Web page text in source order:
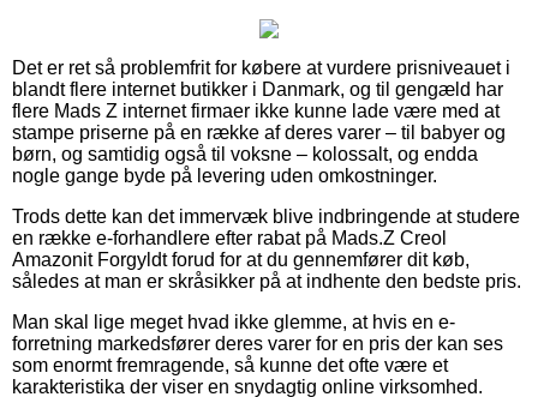
Det er ret så problemfrit for købere at vurdere prisniveauet i
blandt flere internet butikker i Danmark, og til gengæld har
flere Mads Z internet firmaer ikke kunne lade være med at
stampe priserne på en række af deres varer – til babyer og
børn, og samtidig også til voksne – kolossalt, og endda
nogle gange byde på levering uden omkostninger.
Trods dette kan det immervæk blive indbringende at studere
en række e-forhandlere efter rabat på Mads.Z Creol
Amazonit Forgyldt forud for at du gennemfører dit køb,
således at man er skråsikker på at indhente den bedste pris.
Man skal lige meget hvad ikke glemme, at hvis en e-
forretning markedsfører deres varer for en pris der kan ses
som enormt fremragende, så kunne det ofte være et
karakteristika der viser en snydagtig online virksomhed.